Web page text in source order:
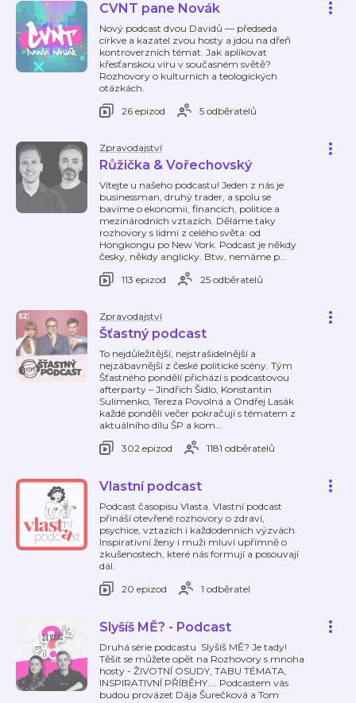
CVNT pane Novák
Nový podcast dvou Davidů — předseda
církve a kazatel zvou hosty a jdou na dřeň
kontroverzních témat. Jak aplikovat
křesťanskou víru v současném světě?
Rozhovory o kulturních a teologických
otázkách.
26 epizod
5 odběratelů
Zpravodajství
Růžička & Vořechovský
Vítejte u našeho podcastu! Jeden z nás je
businessman, druhý trader, a spolu se
bavíme o ekonomii, financích, politice a
mezinárodních vztazích. Děláme taky
rozhovory s lidmi z celého světa: od
Hongkongu po New York. Podcast je někdy
česky, někdy anglicky. Btw, nemáme p…
113 epizod
25 odběratelů
Zpravodajství
Šťastný podcast
To nejdůležitější, nejstrašidelnější a
nejzábavnější z české politické scény. Tým
Šťastného pondělí přichází s podcastovou
afterparty – Jindřich Šídlo, Konstantin
Sulimenko, Tereza Povolná a Ondřej Lasák
každé pondělí večer pokračují s tématem z
aktuálního dílu ŠP a kom…
302 epizod
1181 odběratelů
Vlastní podcast
Podcast časopisu Vlasta. Vlastní podcast
přináší otevřené rozhovory o zdraví,
psychice, vztazích i každodenních výzvách.
Inspirativní ženy i muži mluví upřímně o
zkušenostech, které nás formují a posouvají
dál.
20 epizod
1 odběratel
Slyšíš MĚ? - Podcast
Druhá série podcastu Slyšíš MĚ? Je tady!
Těšit se můžete opět na Rozhovory s mnoha
hosty - ŽIVOTNÍ OSUDY, TABU TÉMATA,
INSPIRATIVNÍ PŘÍBĚHY.... Podcastem vás
budou provázet Dája Šurečková a Tom